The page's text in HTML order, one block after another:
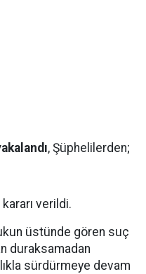
, Şüphelilerden;
verildi.
üstünde gören suç
duraksamadan
sürdürmeye devam